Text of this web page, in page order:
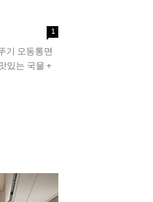
1
기 오동통면
있는 국물 +